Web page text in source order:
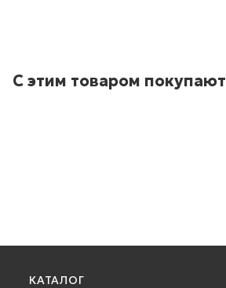
С этим товаром покупают
КАТАЛОГ